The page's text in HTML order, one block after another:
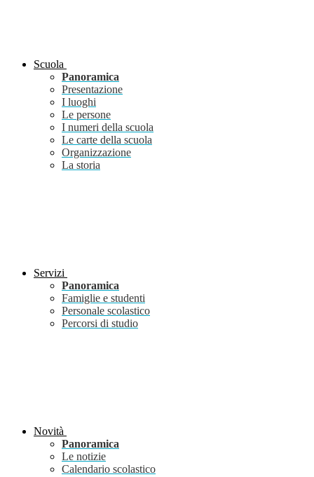
Scuola
Panoramica
Presentazione
I luoghi
Le persone
I numeri della scuola
Le carte della scuola
Organizzazione
La storia
Servizi
Panoramica
Famiglie e studenti
Personale scolastico
Percorsi di studio
Novità
Panoramica
Le notizie
Calendario scolastico